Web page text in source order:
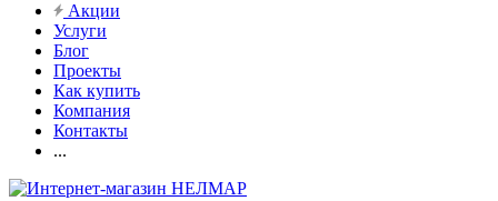
Акции
Услуги
Блог
Проекты
Как купить
Компания
Контакты
...